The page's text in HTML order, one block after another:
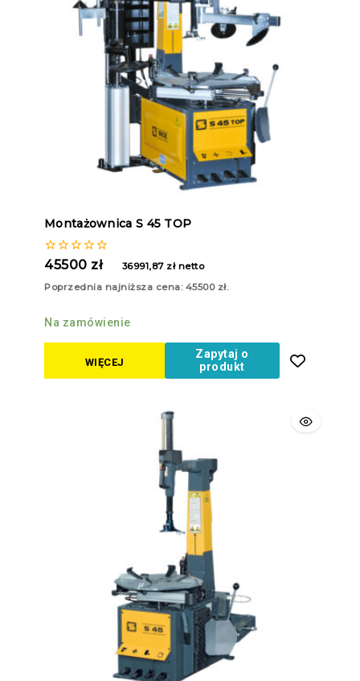
Montażownica S 45 TOP
0
5
45500 zł 36991,87 złnetto
Poprzednia najniższa cena: 45500 zł.
Na zamówienie
WIĘCEJ
Zapytaj o
produkt